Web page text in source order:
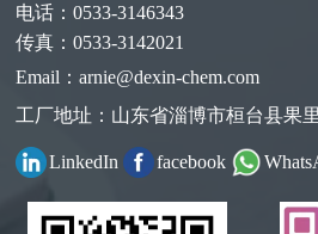
电话：0533-3146343
传真：0533-3142021
Email：arnie@dexin-chem.com
工厂地址：山东省淄博市桓台县果
LinkedIn facebook